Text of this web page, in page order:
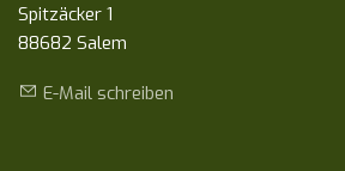
Spitzäcker 1
88682 Salem
E-Mail schreiben